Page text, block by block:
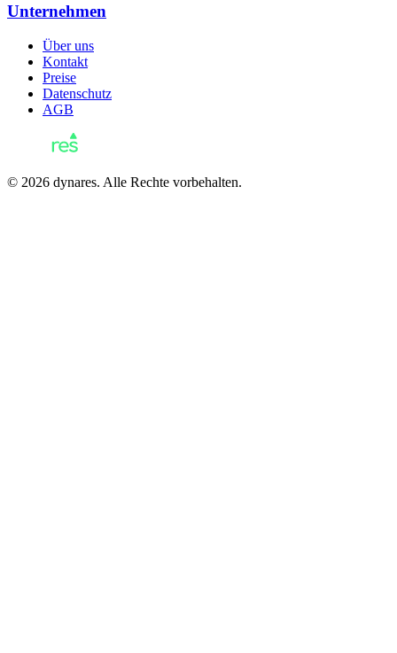
Unternehmen
Über uns
Kontakt
Preise
Datenschutz
AGB
© 2026 dynares. Alle Rechte vorbehalten.